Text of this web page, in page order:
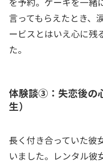
言ってもらえたとき、
ービスとはいえ心に残
た。
体験談③：失恋後の
生）
長く付き合っていた彼
いました。レンタル彼